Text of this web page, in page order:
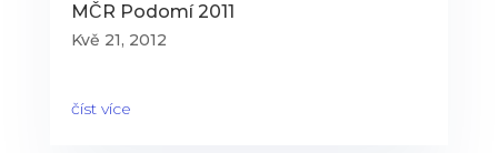
MČR Podomí 2011
Kvě 21, 2012
číst více